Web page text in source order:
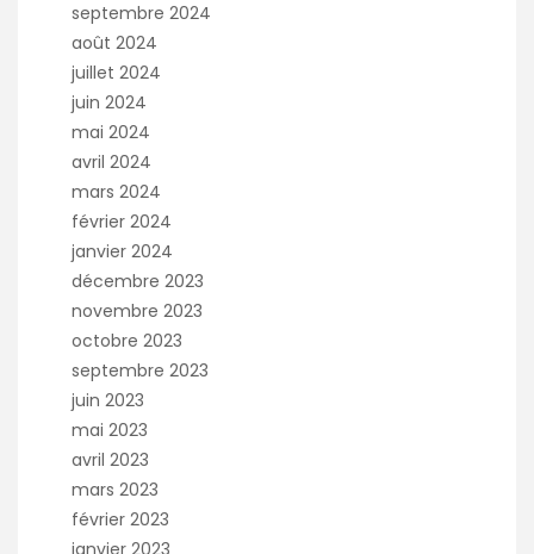
septembre 2024
août 2024
juillet 2024
juin 2024
mai 2024
avril 2024
mars 2024
février 2024
janvier 2024
décembre 2023
novembre 2023
octobre 2023
septembre 2023
juin 2023
mai 2023
avril 2023
mars 2023
février 2023